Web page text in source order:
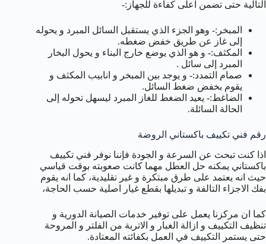
التالية حتى تضمن اعلى كفاءة للجهاز:-
المبخر:- وهو الجزء الذي يستقبل السائل المبرد و يحوله
إلى غاز عن طريق خفض ضغطه.
المكثف:- و هو الذي يوضع خارج البناء و يحول البخار
المبرد إلى سائل .
صمام التمدد:- و يوجد بين المبخر و انابيب المكثف و
يقوم بخفض ضغط السائل.
الضاغط:- يعيد الضغط للغاز المبرد ليسهل تحوله إلى
الحالة السائلة.
رقم فني تكييف باكستاني الروضة
اذا كنت تبحث عن السرعة و الجودة فإننا نوفر فني تكييف
باكستاني يمكنه حل العطل مهما كانت صعوبته بوقت قياسي
حيث انه يعتمد على طرق مبتكرة و غير تقليدية، كما انه يقوم
بفك الاجزاء التالفة و تبديلها بقطع غيار اصلية حسب الحاجة،
كما ان مركزنا يعمل على توفير خدمات الصيانة الدورية و
تنظيف التكييف و ازالة الغبار و الاتربة من الفلتر و المروحة
حتى يستمر التكييف في العمل بكفائته المعتادة.